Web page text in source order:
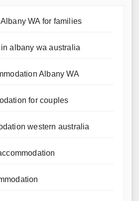
WA for families
albany wa australia
Albany WA
for couples
western australia